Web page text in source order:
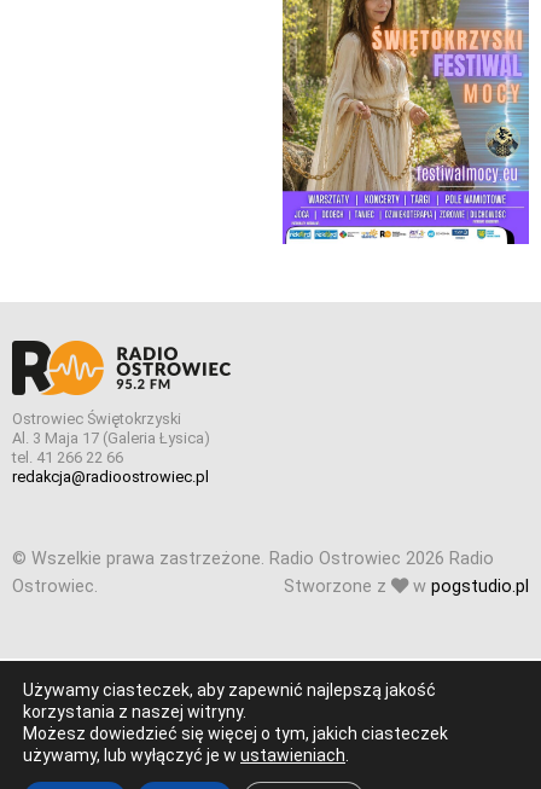
Ostrowiec Świętokrzyski
Al. 3 Maja 17 (Galeria Łysica)
tel. 41 266 22 66
redakcja@radioostrowiec.pl
© Wszelkie prawa zastrzeżone. Radio Ostrowiec 2026 Radio
Ostrowiec.
Stworzone z w pogstudio.pl
Używamy ciasteczek, aby zapewnić najlepszą jakość
korzystania z naszej witryny.
Możesz dowiedzieć się więcej o tym, jakich ciasteczek
używamy, lub wyłączyć je w ustawieniach